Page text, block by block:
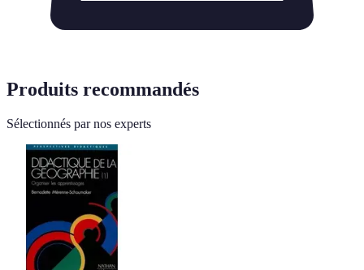
Produits recommandés
Sélectionnés par nos experts